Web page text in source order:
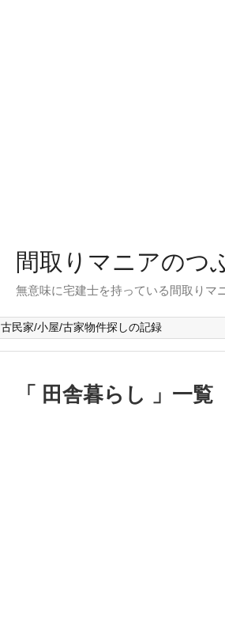
間取りマニアのつ
無意味に宅建士を持っている間取りマ
古民家/小屋/古家物件探しの記録
「 田舎暮らし 」一覧